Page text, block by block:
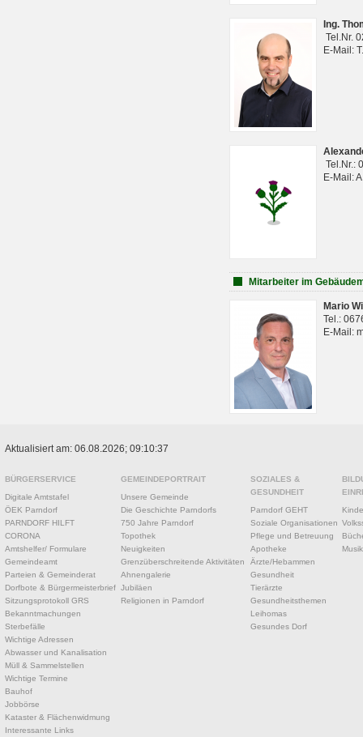
Ing.
Tel.Nr.
E-Mail:
Tel.Nr.:
E-Mail:
Mitarbeiter im
Mario
Tel.:
E-Mail:
Aktualisiert am: 06.08.2026; 09:10:37
BÜRGERSERVICE
Digitale Amtstafel
ÖEK Parndorf
PARNDORF HILFT
CORONA
Amtshelfer/ Formulare
Gemeindeamt
Parteien & Gemeinderat
Dorfbote & Bürgermeisterbrief
Sitzungsprotokoll GRS
Bekanntmachungen
Sterbefälle
Wichtige Adressen
Abwasser und Kanalisation
Müll & Sammelstellen
Wichtige Termine
Bauhof
Jobbörse
Kataster & Flächenwidmung
Interessante Links
GEMEINDEPORTRAIT
Unsere Gemeinde
Die Geschichte Parndorfs
750 Jahre Parndorf
Topothek
Neuigkeiten
Grenzüberschreitende Aktivitäten
Ahnengalerie
Jubiläen
Religionen in Parndorf
SOZIALES &
GESUNDHEIT
Parndorf GEHT
Soziale Organisationen
Pflege und Betreuung
Apotheke
Ärzte/Hebammen
Gesundheit
Tierärzte
Gesundheitsthemen
Leihomas
Gesundes Dorf